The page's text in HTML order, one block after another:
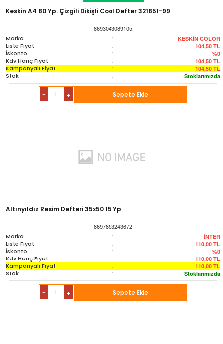
Keskin A4 80 Yp. Çizgili Dikişli Cool Defter 321851-99
8693043089105
Marka
: KESKİN COLOR
Liste Fiyat : 104,50 TL
İskonto : %0
Kdv Hariç Fiyat : 104,50 TL
Kampanyalı Fiyat : 104,50 TL
Stok : Stoklarımızda
- + Sepete Ekle
Altınyıldız Resim Defteri 35x50 15 Yp
8697853243672
Marka
: İNTER
Liste Fiyat : 110,00 TL
İskonto : %0
Kdv Hariç Fiyat : 110,00 TL
Kampanyalı Fiyat : 110,00 TL
Stok : Stoklarımızda
- + Sepete Ekle